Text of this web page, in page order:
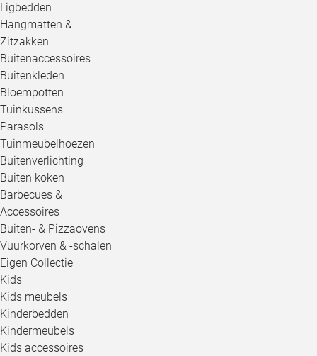
Ligbedden
Hangmatten &
Zitzakken
Buitenaccessoires
Buitenkleden
Bloempotten
Tuinkussens
Parasols
Tuinmeubelhoezen
Buitenverlichting
Buiten koken
Barbecues &
Accessoires
Buiten- & Pizzaovens
Vuurkorven & -schalen
Eigen Collectie
Kids
Kids meubels
Kinderbedden
Kindermeubels
Kids accessoires